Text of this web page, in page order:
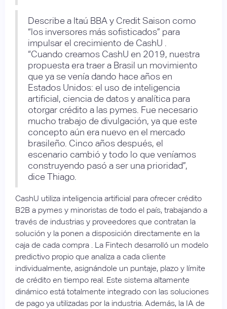
Describe a Itaú BBA y Credit Saison como
“los inversores más sofisticados” para
impulsar el crecimiento de CashU .
“Cuando creamos CashU en 2019, nuestra
propuesta era traer a Brasil un movimiento
que ya se venía dando hace años en
Estados Unidos: el uso de inteligencia
artificial, ciencia de datos y analítica para
otorgar crédito a las pymes. Fue necesario
mucho trabajo de divulgación, ya que este
concepto aún era nuevo en el mercado
brasileño. Cinco años después, el
escenario cambió y todo lo que veníamos
construyendo pasó a ser una prioridad”,
dice Thiago.
CashU utiliza inteligencia artificial para ofrecer crédito
B2B a pymes y minoristas de todo el país, trabajando a
través de industrias y proveedores que contratan la
solución y la ponen a disposición directamente en la
caja de cada compra . La Fintech desarrolló un modelo
predictivo propio que analiza a cada cliente
individualmente, asignándole un puntaje, plazo y límite
de crédito en tiempo real. Este sistema altamente
dinámico está totalmente integrado con las soluciones
de pago ya utilizadas por la industria. Además, la IA de